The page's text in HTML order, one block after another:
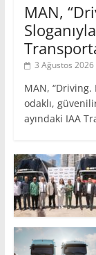
MAN,
3 Ağustos 2026
MAN,
odaklı,
ayındaki IAA